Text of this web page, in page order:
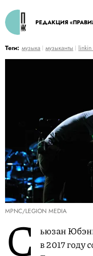
РЕДАКЦИЯ
Теги: музыка музыканты
MPNC/LEGION MEDIA
С
ьюзан
в 2017 году